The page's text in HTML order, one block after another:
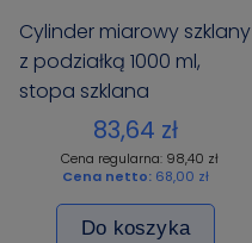
Cylinder miarowy szklany
z podziałką 1000 ml,
stopa szklana
sześciokątna, Certyfikat
83,64 zł
Cena regularna: 98,40 zł
Cena netto: 68,00 zł
Do koszyka